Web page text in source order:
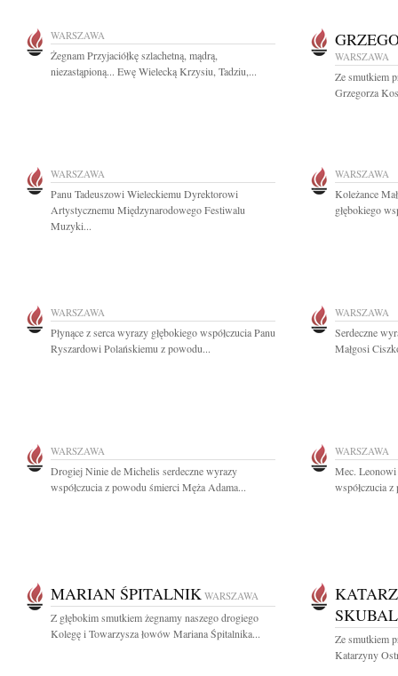
WARSZAWA
Żegnam Przyjaciółkę szlachetną, mądrą,
niezastąpioną... Ewę Wielecką Krzysiu, Tadziu,...
WARSZAWA
Ze smutkiem
Grzegorza
WARSZAWA
Panu Tadeuszowi Wieleckiemu Dyrektorowi
Artystycznemu Międzynarodowego Festiwalu
Muzyki...
WARSZAWA
Koleżance
głębokiego
WARSZAWA
Płynące z serca wyrazy głębokiego współczucia Panu
Ryszardowi Polańskiemu z powodu...
WARSZAWA
Serdeczne
Małgosi
WARSZAWA
Drogiej Ninie de Michelis serdeczne wyrazy
współczucia z powodu śmierci Męża Adama...
WARSZAWA
Mec. Leonowi
współczucia
MARIAN ŚPITALNIK WARSZAWA
Z głębokim smutkiem żegnamy naszego drogiego
Kolegę i Towarzysza łowów Mariana Śpitalnika...
Ze smutkiem
Katarzyny